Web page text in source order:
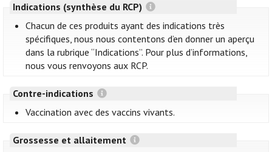
Indications (synthèse du RCP)
Chacun de ces produits ayant des indications très
spécifiques, nous nous contentons d’en donner un aperçu
dans la rubrique “Indications”. Pour plus d’informations,
nous vous renvoyons aux RCP.
Contre-indications
Vaccination avec des vaccins vivants.
Grossesse et allaitement